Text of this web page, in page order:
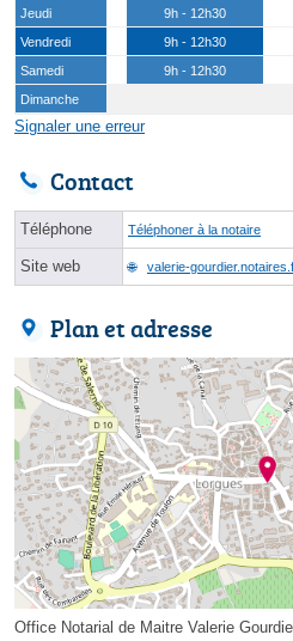
Jeudi
9h - 12h30
Vendredi
9h - 12h30
Samedi
9h - 12h30
Dimanche
Signaler une erreur
Contact
Téléphone Téléphoner à la notaire
Site web valerie-
Plan et adresse
Office Notarial de Maitre Valerie